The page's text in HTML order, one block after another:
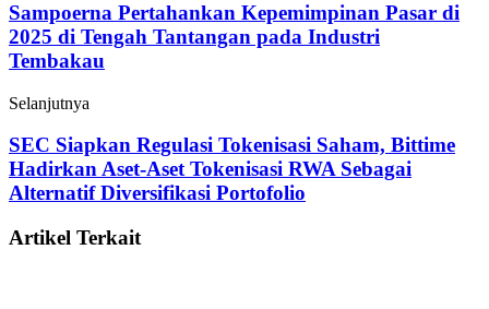
Sampoerna Pertahankan Kepemimpinan Pasar di
2025 di Tengah Tantangan pada Industri
Tembakau
Selanjutnya
SEC Siapkan Regulasi Tokenisasi Saham, Bittime
Hadirkan Aset-Aset Tokenisasi RWA Sebagai
Alternatif Diversifikasi Portofolio
Artikel Terkait